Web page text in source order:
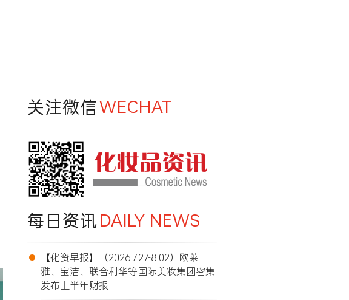
关注微信WECHAT
每日资讯DAILY NEWS
•
【化资早报】（2026.7.27-8.02）欧莱
雅、宝洁、联合利华等国际美妆集团密集
发布上半年财报